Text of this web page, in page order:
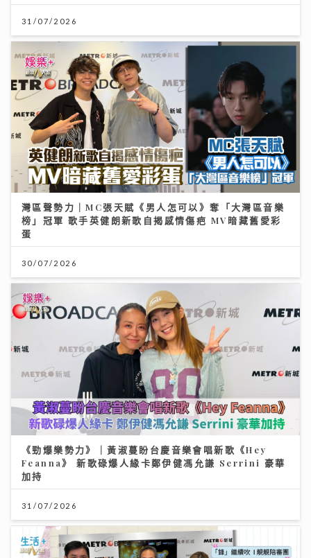
31/07/2026
灣區聲勢力｜MC張天賦《男人怎可以》奪「大灣區音樂
榜」冠軍 歌手英健朗新歌自揭感情傷疤 MV暗藏舊愛彩
蛋
30/07/2026
《勁爆樂勢力》｜黃淑蔓盼台慶音樂會唱新歌《Hey
Feanna》 新歌碌爆人緣卡鄭伊健馮允謙 Serrini 豪華
加持
31/07/2026